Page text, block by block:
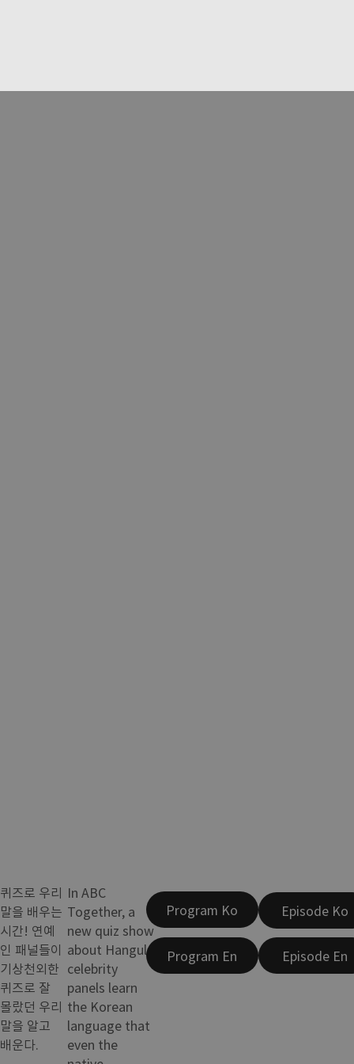
퀴즈로 우리
말을 배우는
시간! 연예
인 패널들이
기상천외한
퀴즈로 잘
몰랐던 우리
말을 알고
배운다.
In ABC
Together, a
new quiz show
about Hangul,
celebrity
panels learn
the Korean
language that
even the
Program Ko
Program En
Episode Ko
Episode En